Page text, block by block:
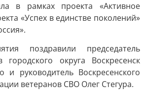
в рамках проекта «Активное
«Успех в единстве поколений»
поздравили председатель
городского округа Воскресенск
и руководитель Воскресенского
ветеранов СВО Олег Стегура.